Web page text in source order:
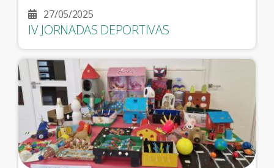
27/05/2025
IV JORNADAS DEPORTIVAS